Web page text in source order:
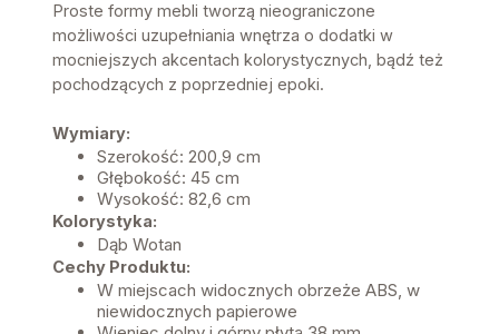
Proste formy mebli tworzą nieograniczone
możliwości uzupełniania wnętrza o dodatki w
mocniejszych akcentach kolorystycznych, bądź też
pochodzących z poprzedniej epoki.
Wymiary:
Szerokość: 200,9 cm
Głębokość: 45 cm
Wysokość: 82,6 cm
Kolorystyka:
Dąb Wotan
Cechy Produktu:
W miejscach widocznych obrzeże ABS, w
niewidocznych papierowe